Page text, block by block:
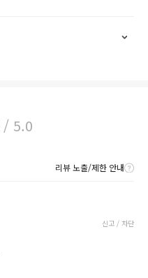
/ 5.0
리뷰 노출/제한 안내
신고 / 차단